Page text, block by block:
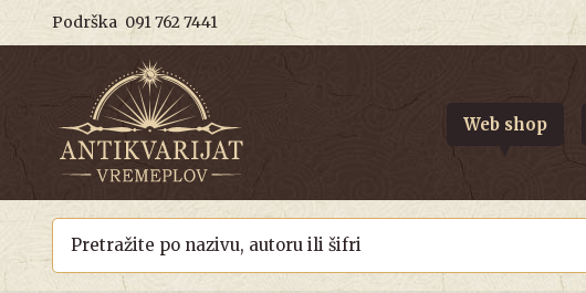
Podrška 091 762 7441
Web shop